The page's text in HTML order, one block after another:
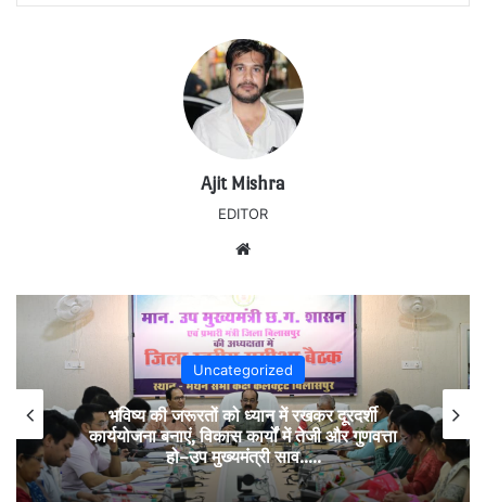
Ajit Mishra
EDITOR
Uncategorized
भविष्य की जरूरतों को ध्यान में रखकर दूरदर्शी
कार्ययोजना बनाएं, विकास कार्यों में तेजी और गुणवत्ता
हो–उप मुख्यमंत्री साव…..